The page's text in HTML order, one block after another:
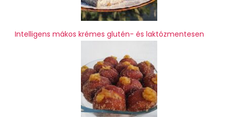
Intelligens mákos krémes glutén- és laktózmentesen